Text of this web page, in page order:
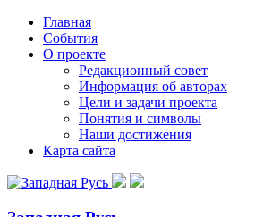
Главная
События
О проекте
Редакционный совет
Информация об авторах
Цели и задачи проекта
Понятия и символы
Наши достижения
Карта сайта